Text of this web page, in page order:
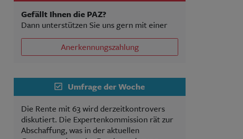
Gefällt Ihnen die PAZ?
Dann unterstützen Sie uns gern mit einer
Anerkennungszahlung
Umfrage der Woche
Die Rente mit 63 wird derzeitkontrovers
diskutiert. Die Expertenkommission rät zur
Abschaffung, was in der aktuellen